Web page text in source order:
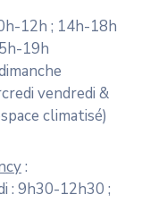
12h ; 14h-18h
19h
vendredi &
climatisé)
:
: 9h30-12h30 ;